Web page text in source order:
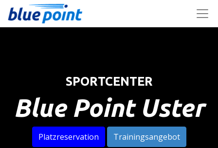
SPORTCENTER
Blue Point Uster
Platzreservation Trainingsangebot